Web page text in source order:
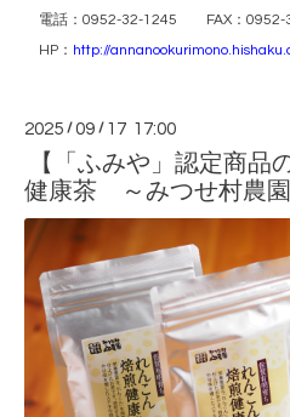
電話：0952-32-1245 FAX：0952-
HP： http://
2025 /09 / 17 17:00
【「ふみや」認定商品
健康茶 ～みつせ村農